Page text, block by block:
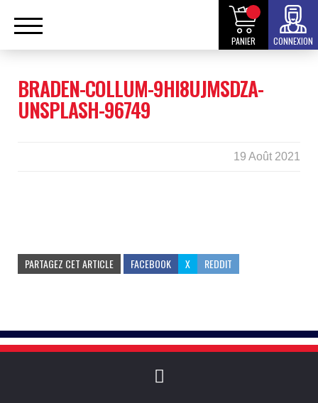
PANIER CONNEXION
BRADEN-COLLUM-9HI8UJMSDZA-
UNSPLASH-96749
19 Août 2021
PARTAGEZ CET ARTICLE FACEBOOK X REDDIT